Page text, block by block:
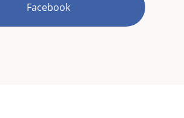
Facebook